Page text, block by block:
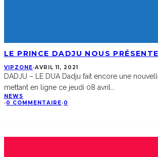
LE PRINCE DADJU NOUS
VIPZONE·AVRIL 11, 2021
DADJU – LE DUA Dadju fait encore une
mettant en ligne ce jeudi 08 avril
NEWS
·0 COMMENTAIRE·0